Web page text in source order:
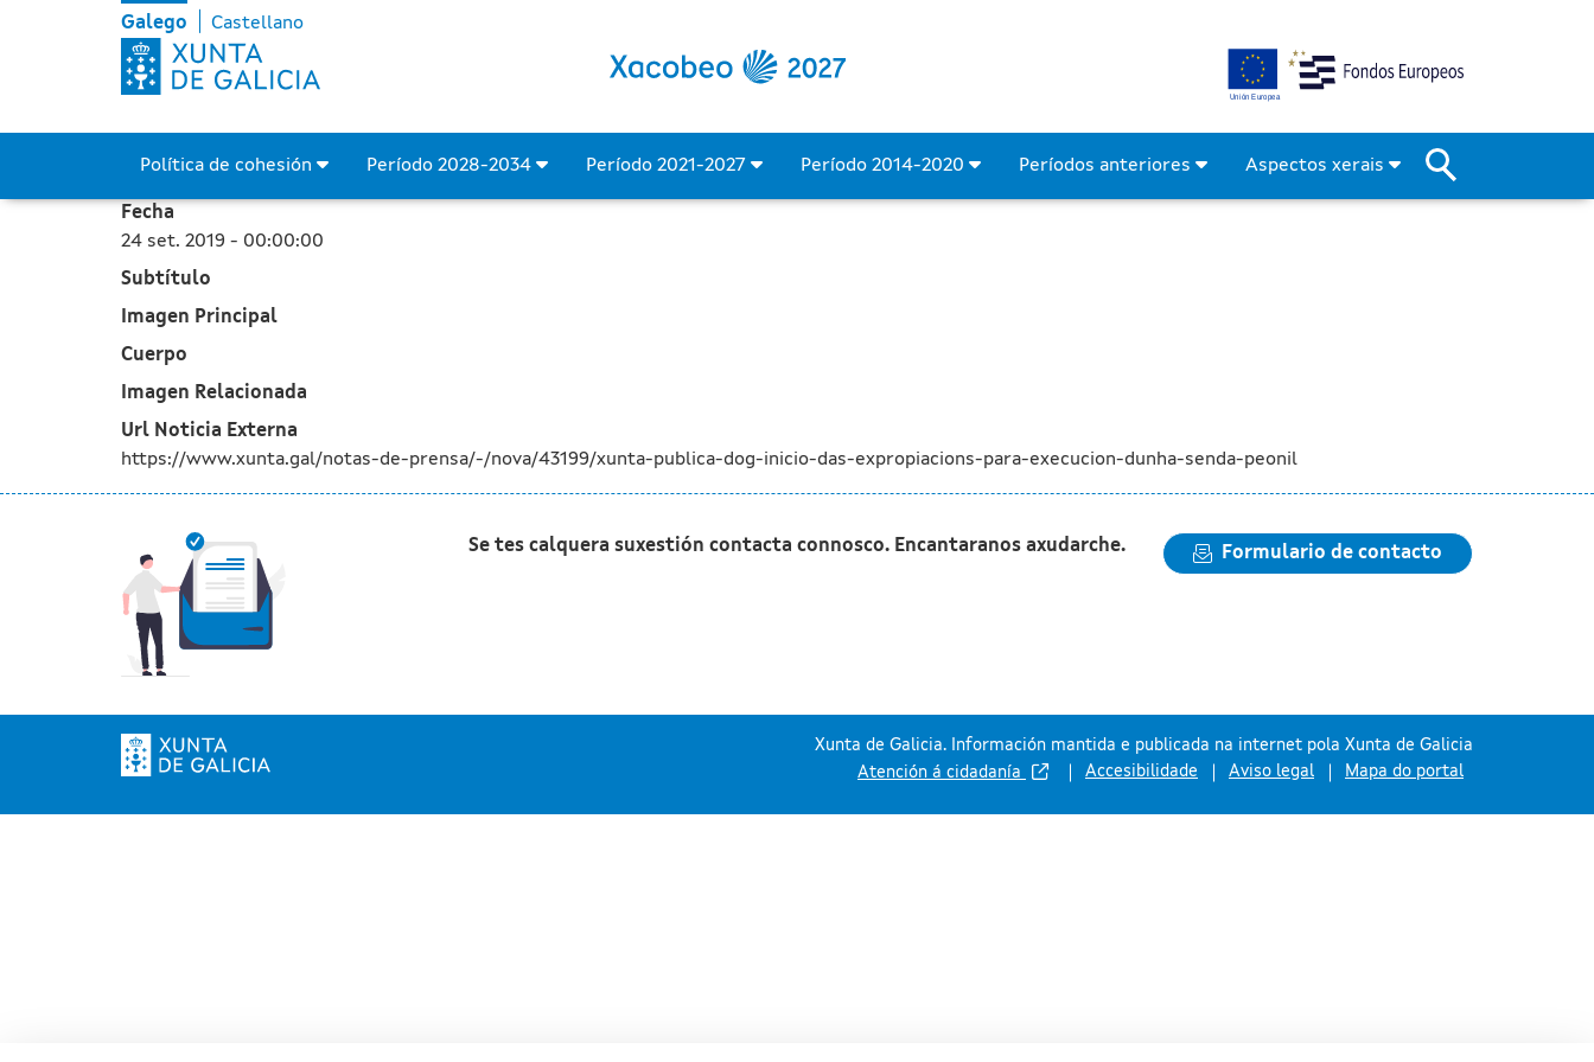
A Xunta publica no DOG o inicio das expropiacións para a execución dunha
Skip to Main Content
Galego Castellano
Política de cohesión Período 2028-2034 Período 2021-2027 Período 2014-2020 Períodos anteriores Aspectos xerais
Fecha
24 set. 2019 - 00:00:00
Subtítulo
Imagen Principal
Cuerpo
Imagen Relacionada
Url Noticia Externa
https://www.xunta.gal/notas-de-prensa/-/nova/43199/xunta-publica-dog-inicio-das-expropiacions-para-execucion-dunha-senda-peonil
Se tes calquera suxestión contacta connosco. Encantaranos axudarche. Formulario de contacto
Xunta de Galicia. Información mantida e publicada na internet pola Xunta de Galicia
Atención á cidadanía
Accesibilidade Aviso legal Mapa do portal